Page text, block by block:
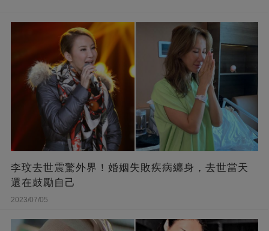
李玟去世震驚外界！婚姻失敗疾病纏身，去世當天
還在鼓勵自己
2023/07/05